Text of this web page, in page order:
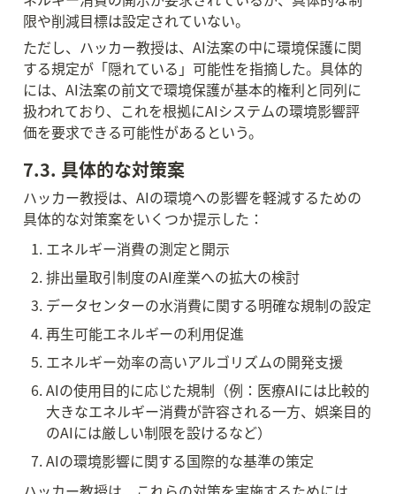
限や削減目標は設定されていない。
ただし、ハッカー教授は、AI法案の中に環境保護に関
する規定が「隠れている」可能性を指摘した。具体的
には、AI法案の前文で環境保護が基本的権利と同列に
扱われており、これを根拠にAIシステムの環境影響評
価を要求できる可能性があるという。
7.3. 具体的な対策案
ハッカー教授は、AIの環境への影響を軽減するための
具体的な対策案をいくつか提示した：
エネルギー消費の測定と開示
排出量取引制度のAI産業への拡大の検討
データセンターの水消費に関する明確な規制の設定
再生可能エネルギーの利用促進
エネルギー効率の高いアルゴリズムの開発支援
AIの使用目的に応じた規制（例：医療AIには比較的
大きなエネルギー消費が許容される一方、娯楽目的
のAIには厳しい制限を設けるなど）
AIの環境影響に関する国際的な基準の策定